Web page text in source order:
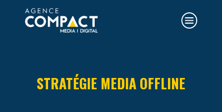
STRATÉGIE MEDIA OFFLINE